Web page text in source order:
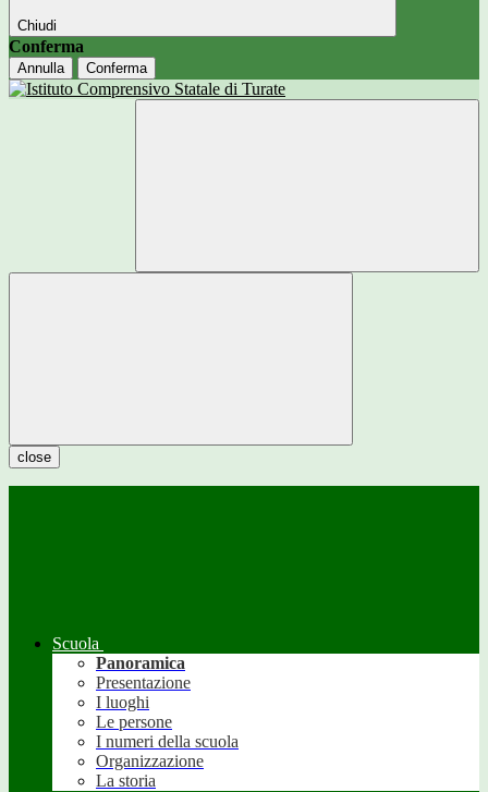
Chiudi
Conferma
Annulla Conferma
close
Scuola
Panoramica
Presentazione
I luoghi
Le persone
I numeri della scuola
Organizzazione
La storia